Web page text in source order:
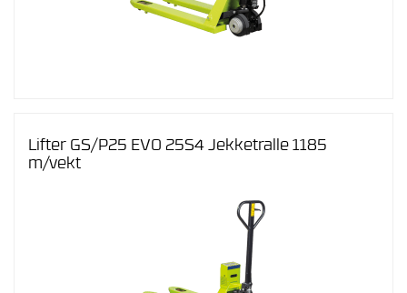
Lifter GS/P25 EVO 25S4 Jekketralle 1185
m/vekt